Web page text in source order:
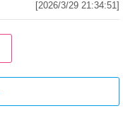
[2026/3/29 21:34:51]